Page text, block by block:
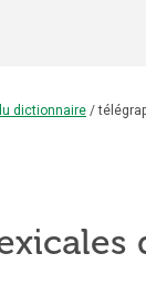
dictionnaire /